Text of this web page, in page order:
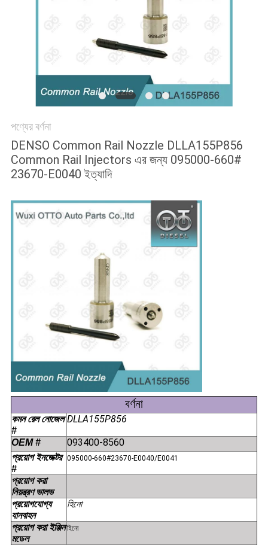
পণ্যের বর্ণনা
DENSO Common Rail Nozzle DLLA155P856
Common Rail Injectors এর জন্য 095000-660#
23670-E0040 ইত্যাদি
বর্ণনা
কমন রেল নোজেল
#
DLLA155P856
OEM # 093400-8560
প্রয়োগ ইনজেক্টর
#
095000-660#23670-E0040/E0041
প্রয়োগ করা
নিয়ন্ত্রণ ভালভ
প্রয়োগযোগ্য
যানবাহন
হিনো
প্রয়োগ করা ইঞ্জিন
মডেল
হিনো